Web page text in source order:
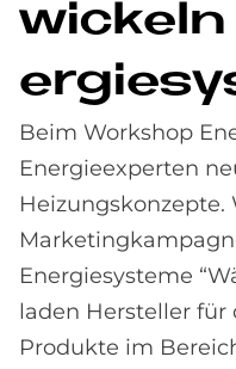
Beim Workshop
Energieexperten
Energiesysteme
laden Hersteller für
Produkte im